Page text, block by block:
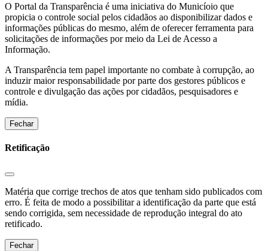
O Portal da Transparência é uma iniciativa do Municíoio que
propicia o controle social pelos cidadãos ao disponibilizar dados e
informações públicas do mesmo, além de oferecer ferramenta para
solicitações de informações por meio da Lei de Acesso a
Informação.
A Transparência tem papel importante no combate à corrupção, ao
induzir maior responsabilidade por parte dos gestores públicos e
controle e divulgação das ações por cidadãos, pesquisadores e
mídia.
Fechar
Retificação
Matéria que corrige trechos de atos que tenham sido publicados com
erro. É feita de modo a possibilitar a identificação da parte que está
sendo corrigida, sem necessidade de reprodução integral do ato
retificado.
Fechar